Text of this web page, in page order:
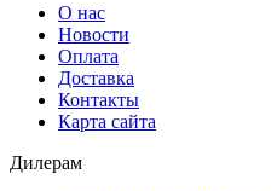
О нас
Новости
Оплата
Доставка
Контакты
Карта сайта
Дилерам